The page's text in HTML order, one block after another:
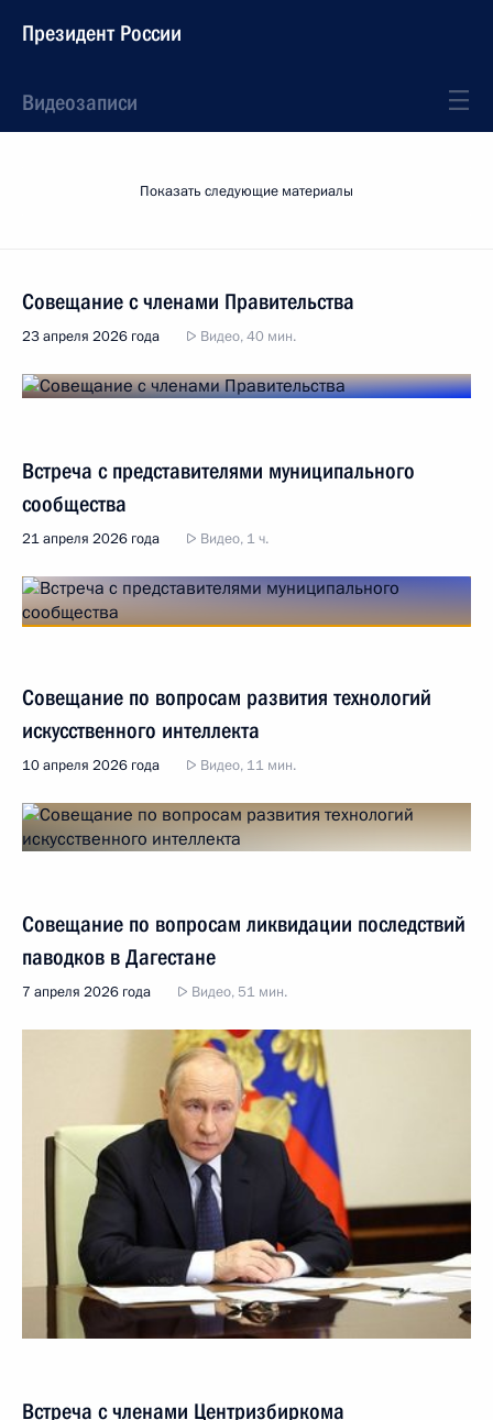
Президент России
Видеозаписи
Показать следующие материалы
Совещание с членами Правительства
23 апреля 2026 года Видео, 40 мин.
Встреча с представителями муниципального
сообщества
21 апреля 2026 года Видео, 1 ч.
Совещание по вопросам развития технологий
искусственного интеллекта
10 апреля 2026 года Видео, 11 мин.
Совещание по вопросам ликвидации последствий
паводков в Дагестане
7 апреля 2026 года Видео, 51 мин.
Встреча с членами Центризбиркома